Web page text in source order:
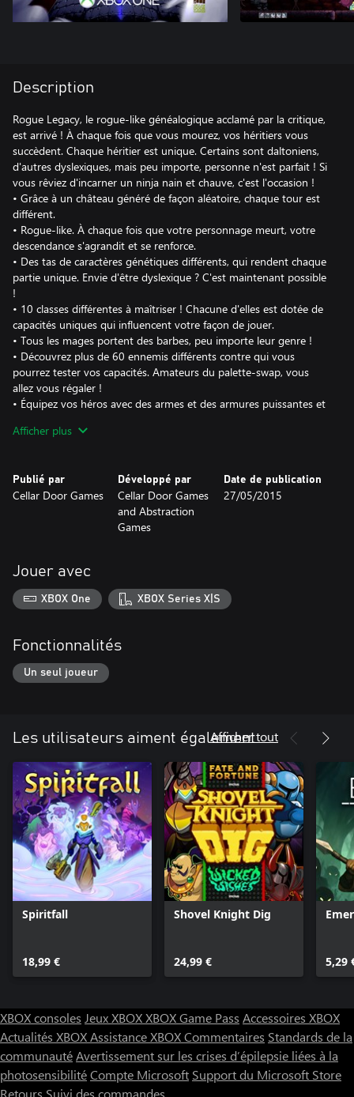
Description
Rogue Legacy, le rogue-like généalogique acclamé par la critique,
est arrivé ! À chaque fois que vous mourez, vos héritiers vous
succèdent. Chaque héritier est unique. Certains sont daltoniens,
d'autres dyslexiques, mais peu importe, personne n'est parfait ! Si
vous rêviez d'incarner un ninja nain et chauve, c'est l'occasion !
• Grâce à un château généré de façon aléatoire, chaque tour est
différent.
• Rogue-like. À chaque fois que votre personnage meurt, votre
descendance s'agrandit et se renforce.
• Des tas de caractères génétiques différents, qui rendent chaque
partie unique. Envie d'être dyslexique ? C'est maintenant possible
!
• 10 classes différentes à maîtriser ! Chacune d'elles est dotée de
capacités uniques qui influencent votre façon de jouer.
• Tous les mages portent des barbes, peu importe leur genre !
• Découvrez plus de 60 ennemis différents contre qui vous
pourrez tester vos capacités. Amateurs du palette-swap, vous
allez vous régaler !
• Équipez vos héros avec des armes et des armures puissantes et
les sauts aériens.
tirelire pour améliorer votre armure et placez vos héritiers dans
de bonnes conditions.
• Régalez-vous avec de super blagues-pets !
Afficher plus
Publié par
Cellar Door Games
Développé par
Cellar Door Games
and Abstraction
Games
Date de publication
27/05/2015
Jouer avec
XBOX One XBOX Series X|S
Fonctionnalités
Un seul joueur
Les utilisateurs aiment également
Afficher tout
Spiritfall
18,99 €
Shovel Knight Dig
24,99 € 5,29
XBOX consoles Jeux XBOXXBOX Game Pass Accessoires XBOX
Actualités XBOXAssistance XBOXCommentaires Standards de la
communautéAvertissement sur les crises d’épilepsie liées à la
photosensibilitéCompte Microsoft Support du Microsoft Store
Retours Suivi des commandes